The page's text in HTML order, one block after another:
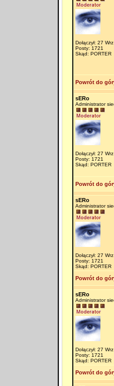
Dołączył: 27
Posty: 1721
Skąd: PORTER
Powrót do
sERo
Administrator
Dołączył: 27
Posty: 1721
Skąd: PORTER
Powrót do
sERo
Administrator
Dołączył: 27
Posty: 1721
Skąd: PORTER
Powrót do
sERo
Administrator
Dołączył: 27
Posty: 1721
Skąd: PORTER
Powrót do